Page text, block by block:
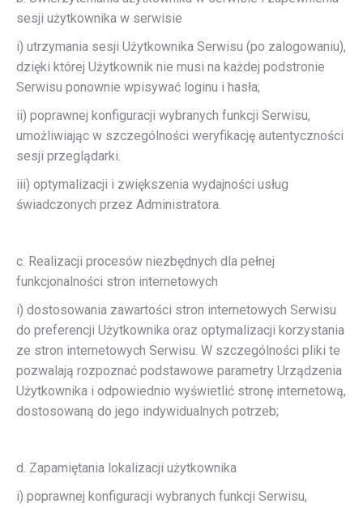
sesji użytkownika w serwisie
i) utrzymania sesji Użytkownika Serwisu (po zalogowaniu),
dzięki której Użytkownik nie musi na każdej podstronie
Serwisu ponownie wpisywać loginu i hasła;
ii) poprawnej konfiguracji wybranych funkcji Serwisu,
umożliwiając w szczególności weryfikację autentyczności
sesji przeglądarki.
iii) optymalizacji i zwiększenia wydajności usług
świadczonych przez Administratora.
c. Realizacji procesów niezbędnych dla pełnej
funkcjonalności stron internetowych
i) dostosowania zawartości stron internetowych Serwisu
do preferencji Użytkownika oraz optymalizacji korzystania
ze stron internetowych Serwisu. W szczególności pliki te
pozwalają rozpoznać podstawowe parametry Urządzenia
Użytkownika i odpowiednio wyświetlić stronę internetową,
dostosowaną do jego indywidualnych potrzeb;
d. Zapamiętania lokalizacji użytkownika
i) poprawnej konfiguracji wybranych funkcji Serwisu,